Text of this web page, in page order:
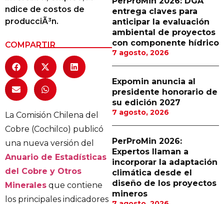
Revistas Digital
Siguenos
ndice de costos de
producciÃ³n.
COMPARTIR
La Comisión Chilena del
Cobre (Cochilco) publicó
una nueva versión del
Anuario de Estadísticas
del Cobre y Otros
Minerales que contiene
los principales indicadores
entrega claves para
anticipar la evaluación
ambiental de proyectos
con componente hídrico
7 agosto, 2026
Expomin anuncia al
presidente honorario de
su edición 2027
7 agosto, 2026
PerProMin 2026:
Expertos llaman a
incorporar la adaptación
climática desde el
diseño de los proyectos
mineros